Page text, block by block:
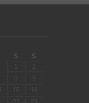
S
S
2
8
15